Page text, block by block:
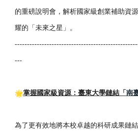
的重磅說明會，解析國家級創業補助資源
耀的「未來之星」。
------------------------------
---
掌握國家級資源：臺東大學鏈結「 南
為了更有效地將本校卓越的科研成果鏈